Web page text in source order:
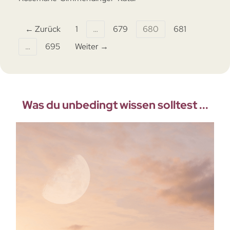
← Zurück 1 … 679 680
681
…
695 Weiter →
Was du unbedingt wissen solltest ...